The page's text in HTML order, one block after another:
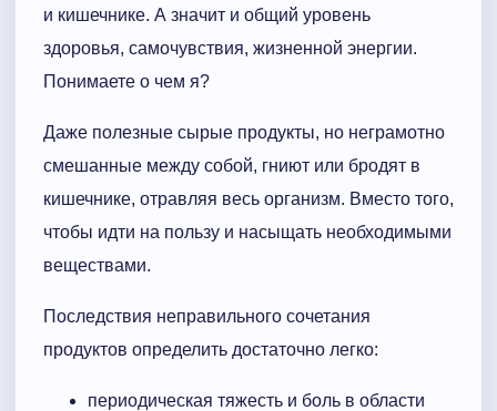
и кишечнике. А значит и общий уровень
здоровья, самочувствия, жизненной энергии.
Понимаете о чем я?
Даже полезные сырые продукты, но неграмотно
смешанные между собой, гниют или бродят в
кишечнике, отравляя весь организм. Вместо того,
чтобы идти на пользу и насыщать необходимыми
веществами.
Последствия неправильного сочетания
продуктов определить достаточно легко:
периодическая тяжесть и боль в области